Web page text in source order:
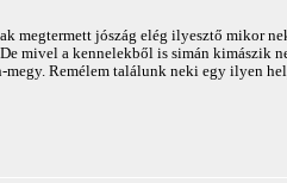
megtermett jószág elég ilyesztő mikor
mivel a kennelekből is simán
Remélem találunk neki egy ilyen